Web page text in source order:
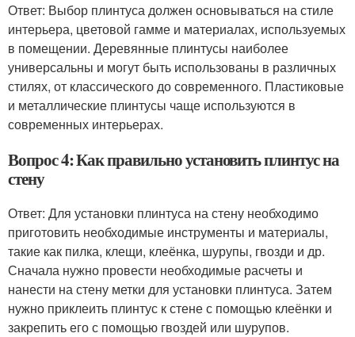
Ответ: Выбор плинтуса должен основываться на стиле
интерьера, цветовой гамме и материалах, используемых
в помещении. Деревянные плинтусы наиболее
универсальны и могут быть использованы в различных
стилях, от классического до современного. Пластиковые
и металлические плинтусы чаще используются в
современных интерьерах.
Вопрос 4: Как правильно установить плинтус на
стену
Ответ: Для установки плинтуса на стену необходимо
приготовить необходимые инструменты и материалы,
такие как пилка, клещи, клеёнка, шурупы, гвозди и др.
Сначала нужно провести необходимые расчеты и
нанести на стену метки для установки плинтуса. Затем
нужно приклеить плинтус к стене с помощью клеёнки и
закрепить его с помощью гвоздей или шурупов.